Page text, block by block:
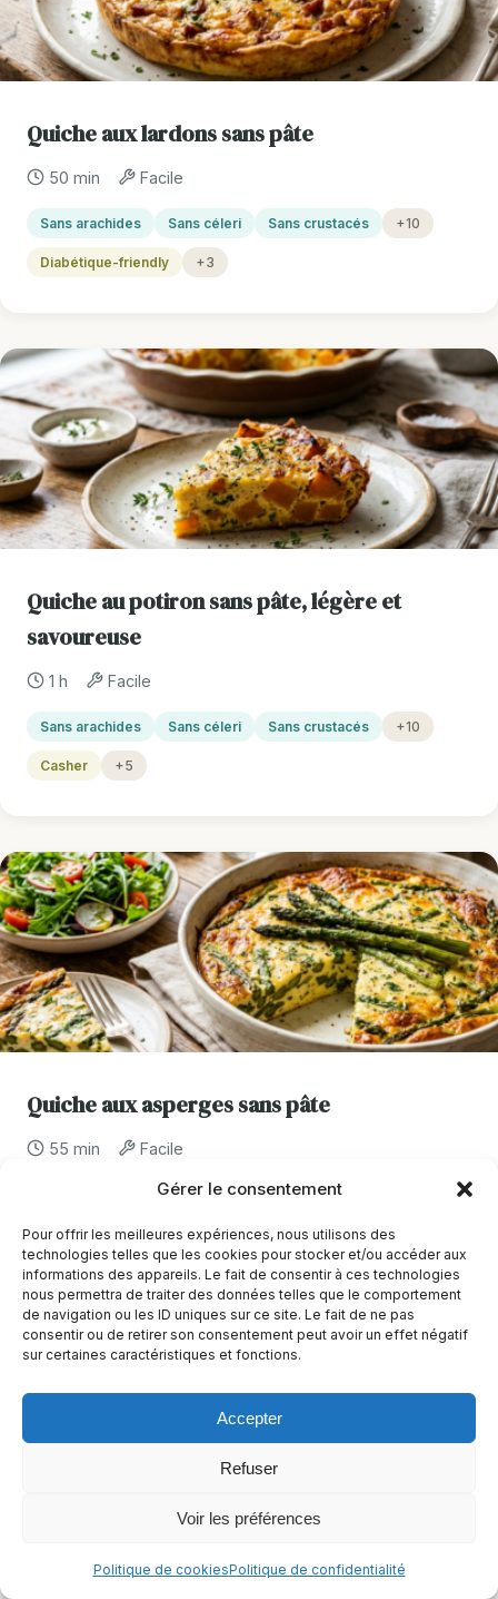
Gérer le consentement
Pour offrir les meilleures expériences, nous utilisons des
technologies telles que les cookies pour stocker et/ou accéder aux
informations des appareils. Le fait de consentir à ces technologies
nous permettra de traiter des données telles que le comportement
de navigation ou les ID uniques sur ce site. Le fait de ne pas
consentir ou de retirer son consentement peut avoir un effet négatif
sur certaines caractéristiques et fonctions.
Accepter
Refuser
Voir les préférences
Politique de cookiesPolitique de confidentialité
Quiche aux lardons sans pâte
50 min Facile
Sans arachides Sans céleri Sans crustacés +10
Diabétique-friendly +3
Quiche au potiron sans pâte, légère et
savoureuse
1 h Facile
Sans arachides Sans céleri Sans crustacés +10
Casher +5
Quiche aux asperges sans pâte
55 min Facile
Sans céleri Sans crustacés
Alimentation cétogène végétarienne +7
Quiche chèvre miel sans pâte